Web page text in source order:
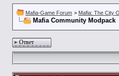
Mafia-Game Forum > Mafia: The City
Mafia Community Modpack
Ответ